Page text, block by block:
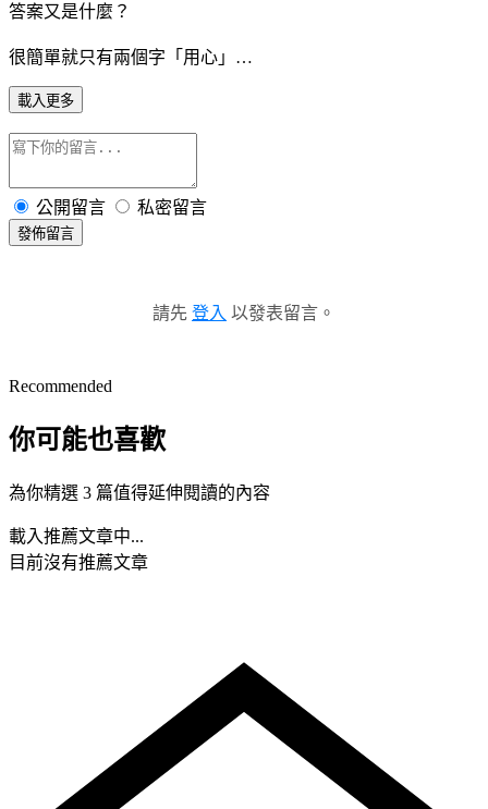
答案又是什麼？
很簡單就只有兩個字「用心」…
載入更多
公開留言 私密留言
發佈留言
請先 登入 以發表留言。
Recommended
你可能也喜歡
為你精選 3 篇值得延伸閱讀的內容
載入推薦文章中...
目前沒有推薦文章